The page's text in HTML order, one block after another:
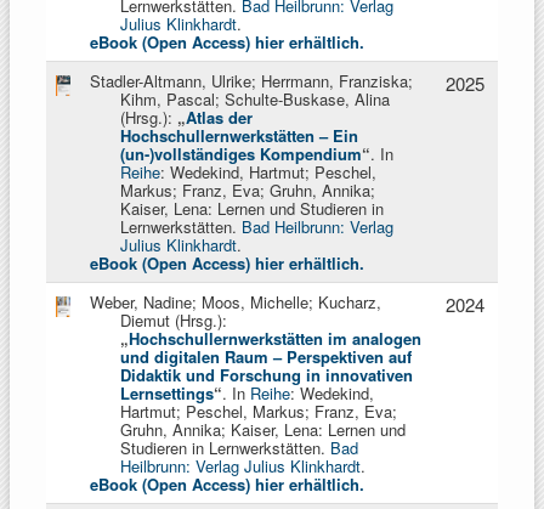
Lernwerkstätten. Bad Heilbrunn: Verlag
Julius Klinkhardt.
eBook (Open Access) hier erhältlich.
Stadler-Altmann, Ulrike; Herrmann, Franziska;
Kihm, Pascal; Schulte-Buskase, Alina
(Hrsg.): „Atlas der
Hochschullernwerkstätten – Ein
(un-)vollständiges Kompendium“. In
Reihe: Wedekind, Hartmut; Peschel,
Markus; Franz, Eva; Gruhn, Annika;
Kaiser, Lena: Lernen und Studieren in
Lernwerkstätten. Bad Heilbrunn: Verlag
Julius Klinkhardt.
eBook (Open Access) hier erhältlich.
2025
Weber, Nadine; Moos, Michelle; Kucharz,
Diemut (Hrsg.):
„Hochschullernwerkstätten im analogen
und digitalen Raum – Perspektiven auf
Didaktik und Forschung in innovativen
Lernsettings“. In Reihe: Wedekind,
Hartmut; Peschel, Markus; Franz, Eva;
Gruhn, Annika; Kaiser, Lena: Lernen und
Studieren in Lernwerkstätten. Bad
Heilbrunn: Verlag Julius Klinkhardt.
eBook (Open Access) hier erhältlich.
2024